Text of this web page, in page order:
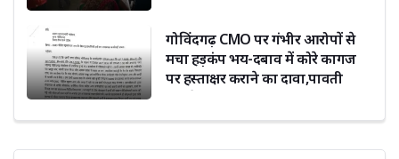
गोविंदगढ़ CMO पर गंभीर आरोपों से
मचा हड़कंप भय-दबाव में कोरे कागज
पर हस्ताक्षर कराने का दावा,पावती